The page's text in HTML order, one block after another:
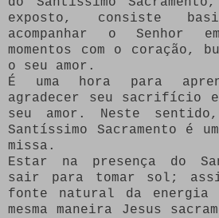
exposto, consiste
acompanhar o Senhor
momentos com o coração,
o seu amor.
É uma hora para
agradecer seu sacrifício e
seu amor. Neste
Santíssimo Sacramento é
missa.
Estar na presença do
sair para tomar sol;
fonte natural da energia
mesma maneira Jesus